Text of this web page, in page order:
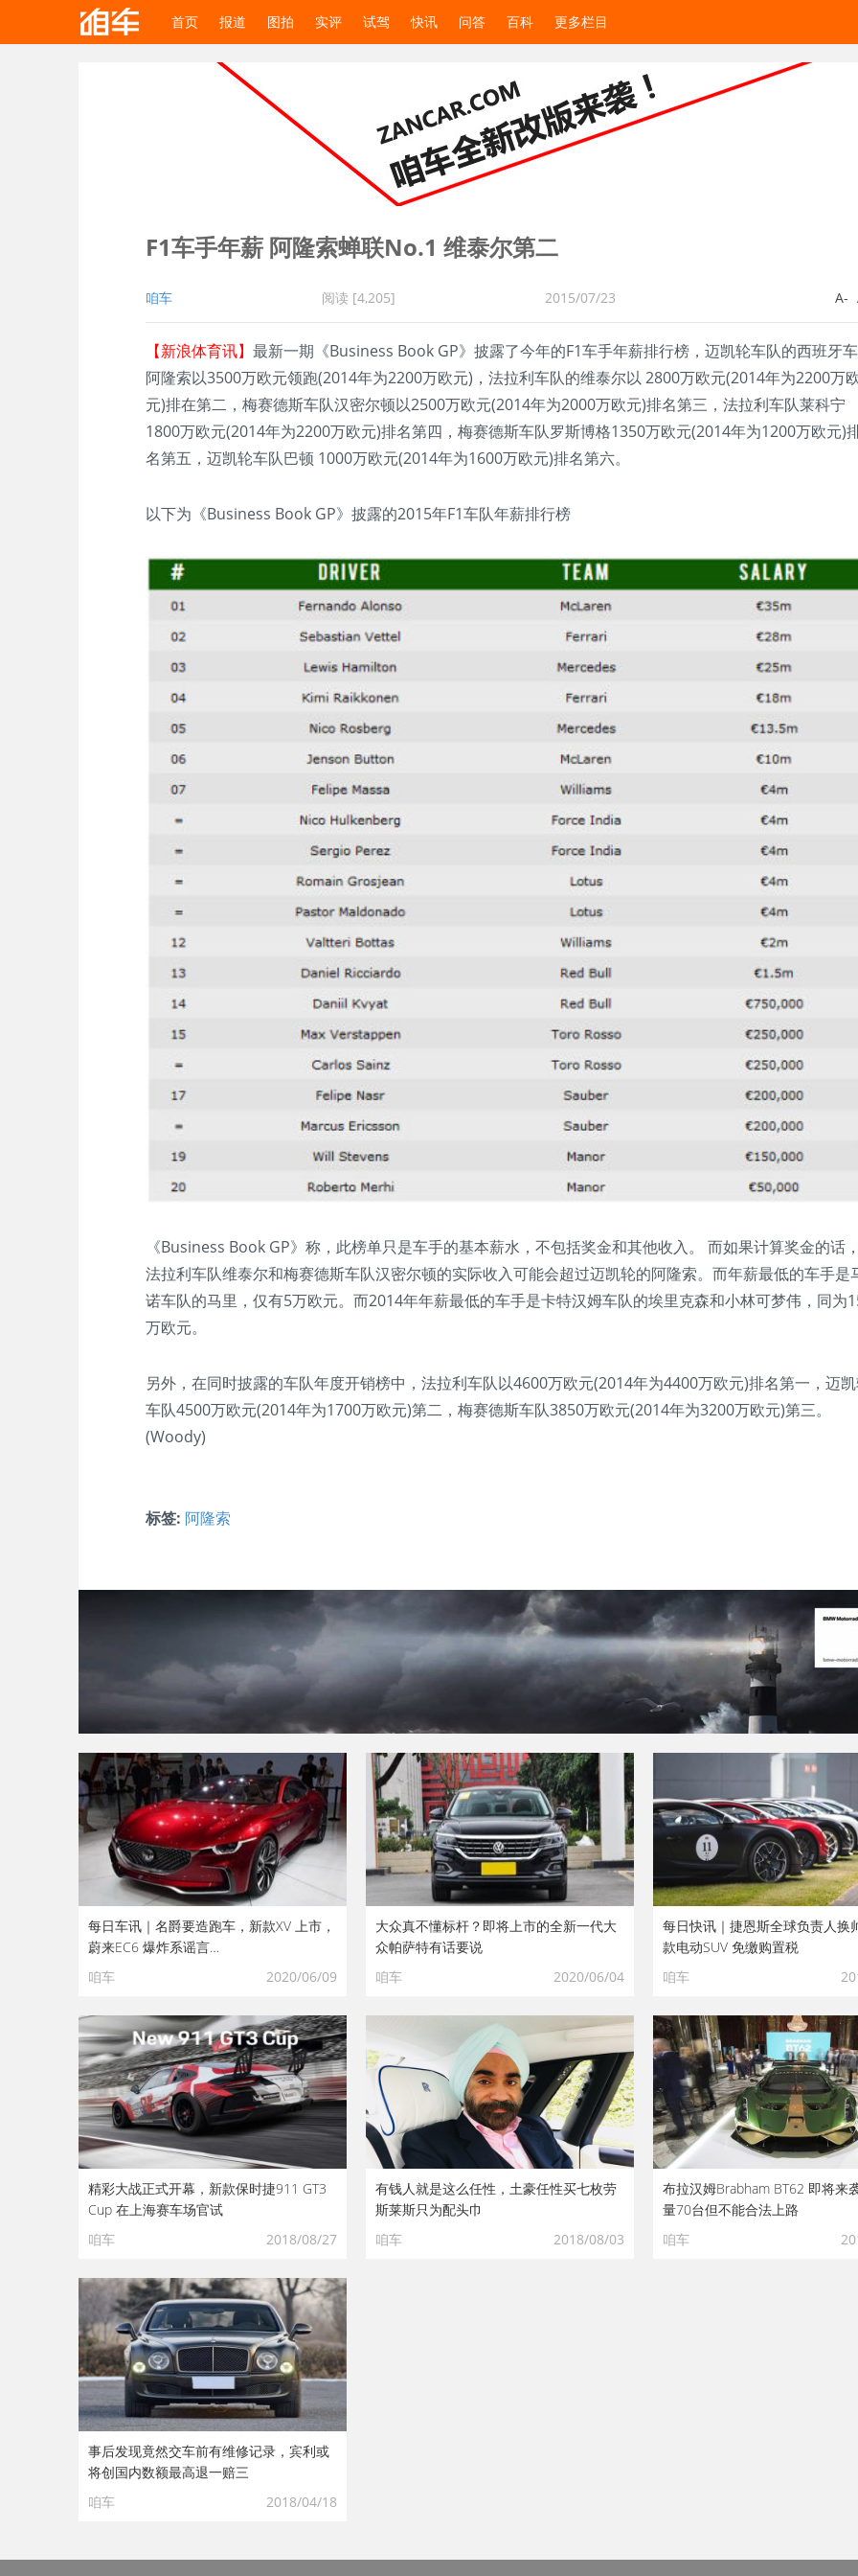
首页 报道 图拍 实评 试驾 快讯 问答 百科 更多栏目
F1车手年薪 阿隆索蝉联No.1 维泰尔第二
咱车 阅读 [4,205] 2015/07/23 A-
【新浪体育讯】 最新一期《Business Book GP》披露了今年的F1车手年薪排行榜，迈凯轮车队的西班牙
阿隆索以3500万欧元领跑(2014年为2200万欧元)，法拉利车队的维泰尔以 2800万欧元(2014年为2200万
元)排在第二，梅赛德斯车队汉密尔顿以2500万欧元(2014年为2000万欧元)排名第三，法拉利车队莱科宁
1800万欧元(2014年为2200万欧元)排名第四，梅赛德斯车队罗斯博格1350万欧元(2014年为1200万欧元)
名第五，迈凯轮车队巴顿 1000万欧元(2014年为1600万欧元)排名第六。
以下为《Business Book GP》披露的2015年F1车队年薪排行榜
《Business Book GP》称，此榜单只是车手的基本薪水，不包括奖金和其他收入。 而如果计算奖金的话
法拉利车队维泰尔和梅赛德斯车队汉密尔顿的实际收入可能会超过迈凯轮的阿隆索。而年薪最低的车手是
诺车队的马里，仅有5万欧元。而2014年年薪最低的车手是卡特汉姆车队的埃里克森和小林可梦伟，同为
万欧元。
另外，在同时披露的车队年度开销榜中，法拉利车队以4600万欧元(2014年为4400万欧元)排名第一，迈
车队4500万欧元(2014年为1700万欧元)第二，梅赛德斯车队3850万欧元(2014年为3200万欧元)第三。
(Woody)
标签: 阿隆索
每日车讯｜名爵要造跑车，新款XV 上市，
蔚来EC6 爆炸系谣言…
咱车
2020/06/09
大众真不懂标杆？即将上市的全新一代大
众帕萨特有话要说
咱车
2020/06/04
每日快讯｜捷恩斯全球负责人换
款电动SUV 免缴购置税
咱车
精彩大战正式开幕，新款保时捷911 GT3
Cup 在上海赛车场官试
咱车
2018/08/27
有钱人就是这么任性，土豪任性买七枚劳
斯莱斯只为配头巾
咱车
2018/08/03
布拉汉姆Brabham BT62 即将来
量70台但不能合法上路
咱车
事后发现竟然交车前有维修记录，宾利或
将创国内数额最高退一赔三
咱车
2018/04/18